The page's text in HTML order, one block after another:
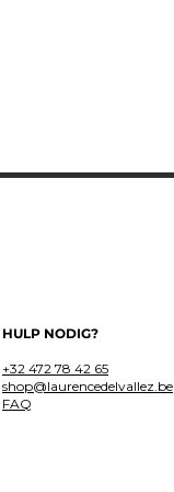
HULP NODIG?
+32 472 78 42 65
shop@laurencedelvallez.be
FAQ